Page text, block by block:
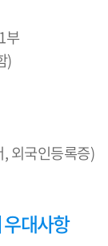
부
)
외국인등록증)
우대사항